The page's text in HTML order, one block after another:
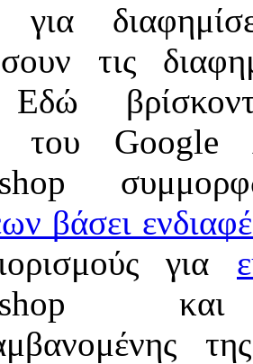
για
τις
του Google
βάσει
για